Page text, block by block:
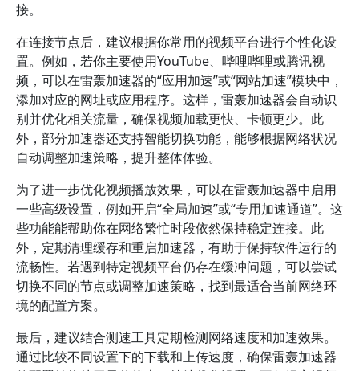
接。
在连接节点后，建议根据你常用的视频平台进行个性化设
置。例如，若你主要使用YouTube、哔哩哔哩或腾讯视
频，可以在雷轰加速器的“应用加速”或“网站加速”模块中，
添加对应的网址或应用程序。这样，雷轰加速器会自动识
别并优化相关流量，确保视频加载更快、卡顿更少。此
外，部分加速器还支持智能切换功能，能够根据网络状况
自动调整加速策略，提升整体体验。
为了进一步优化视频播放效果，可以在雷轰加速器中启用
一些高级设置，例如开启“全局加速”或“专用加速通道”。这
些功能能帮助你在网络繁忙时段依然保持稳定连接。此
外，定期清理缓存和重启加速器，有助于保持软件运行的
流畅性。若遇到特定视频平台仍存在缓冲问题，可以尝试
切换不同的节点或调整加速策略，找到最适合当前网络环
境的配置方案。
最后，建议结合测速工具定期检测网络速度和加速效果。
通过比较不同设置下的下载和上传速度，确保雷轰加速器